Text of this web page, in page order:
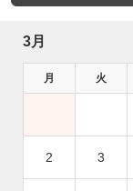
3月
月 火
2 3